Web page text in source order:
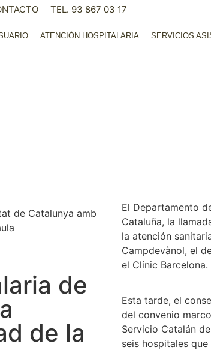
TEL. 93 867 03 17
ATENCIÓN HOSPITALARIA SERVICIOS
de
de la
El Departamento
Cataluña, la
la atención
Campdevànol, el
el Clínic Barcelona.
Esta tarde, el
del convenio
Servicio Catalán
seis hospitales